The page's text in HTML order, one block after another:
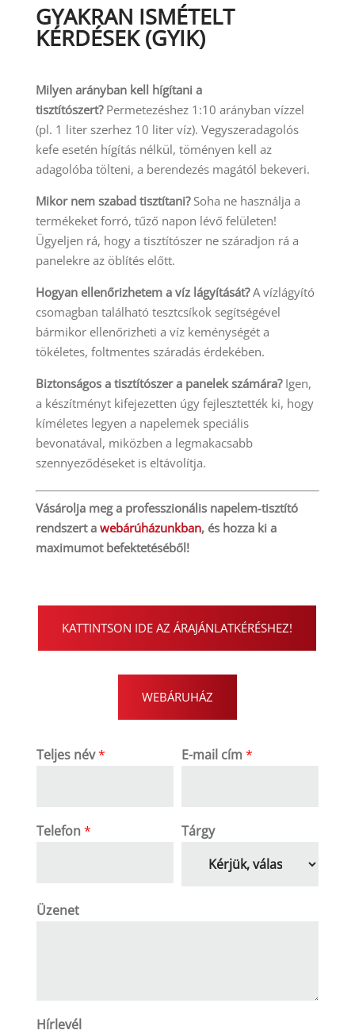
GYAKRAN ISMÉTELT
KÉRDÉSEK (GYIK)
Milyen arányban kell hígítani a
tisztítószert? Permetezéshez 1:10 arányban vízzel
(pl. 1 liter szerhez 10 liter víz). Vegyszeradagolós
kefe esetén hígítás nélkül, töményen kell az
adagolóba tölteni, a berendezés magától bekeveri.
Mikor nem szabad tisztítani? Soha ne használja a
termékeket forró, tűző napon lévő felületen!
Ügyeljen rá, hogy a tisztítószer ne száradjon rá a
panelekre az öblítés előtt.
Hogyan ellenőrizhetem a víz lágyítását? A vízlágyító
csomagban található tesztcsíkok segítségével
bármikor ellenőrizheti a víz keménységét a
tökéletes, foltmentes száradás érdekében.
Biztonságos a tisztítószer a panelek számára? Igen,
a készítményt kifejezetten úgy fejlesztették ki, hogy
kíméletes legyen a napelemek speciális
bevonatával, miközben a legmakacsabb
szennyeződéseket is eltávolítja.
Vásárolja meg a professzionális napelem-tisztító
rendszert a webárúházunkban, és hozza ki a
maximumot befektetéséből!
KATTINTSON IDE AZ ÁRAJÁNLATKÉRÉSHEZ!
WEBÁRUHÁZ
Teljes név* E-mail cím*
Telefon* Tárgy
Üzenet
Hírlevél